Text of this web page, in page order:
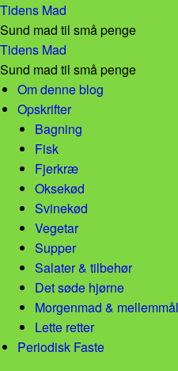
Tidens Mad
Sund mad til små penge
Ratatouille! – Tidens Mad
Tidens Mad
Sund mad til små penge
Skip to content
Om denne blog
Opskrifter
Bagning
Fisk
Fjerkræ
Oksekød
Svinekød
Vegetar
Supper
Salater & tilbehør
Det søde hjørne
Morgenmad &
Lette retter
Periodisk Faste